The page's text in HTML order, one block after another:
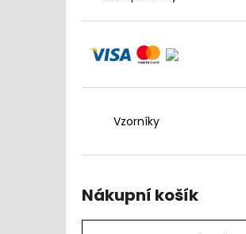
Vzorníky
Nákupní košík